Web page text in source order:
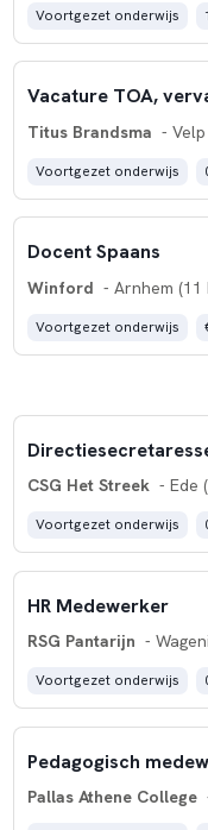
Voortgezet onderwijs
Vacature TOA,
Titus Brandsma -
Voortgezet onderwijs
Docent Spaans
Winford - Arnhem (11
Voortgezet onderwijs
CSG Het Streek - Ede
Voortgezet onderwijs
HR Medewerker
RSG Pantarijn -
Voortgezet onderwijs
Pedagogisch
Pallas Athene College